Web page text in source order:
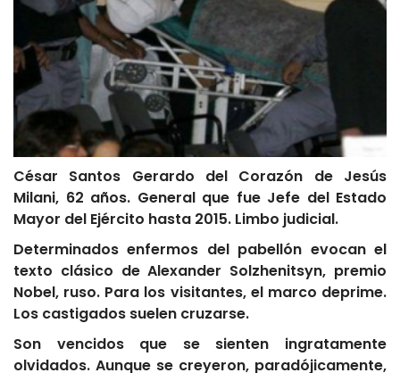
César Santos Gerardo del Corazón de Jesús
Milani, 62 años. General que fue Jefe del Estado
Mayor del Ejército hasta 2015. Limbo judicial.
Determinados enfermos del pabellón evocan el
texto clásico de Alexander Solzhenitsyn, premio
Nobel, ruso. Para los visitantes, el marco deprime.
Los castigados suelen cruzarse.
Son vencidos que se sienten ingratamente
olvidados. Aunque se creyeron, paradójicamente,